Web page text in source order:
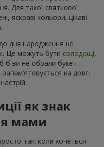
Для такої святкової
яскраві кольори, цікаві
дня народження не
. Це можуть бути солодощі,
б ви не обрали букет
на довгі
як знак
мами
так: коли хочеться